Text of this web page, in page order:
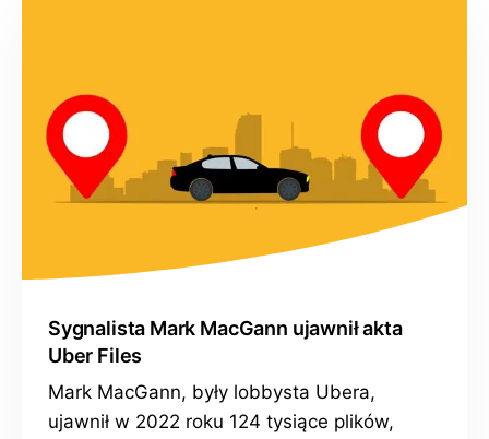
Sygnalista Mark MacGann ujawnił akta
Uber Files
Mark MacGann, były lobbysta Ubera,
ujawnił w 2022 roku 124 tysiące plików,